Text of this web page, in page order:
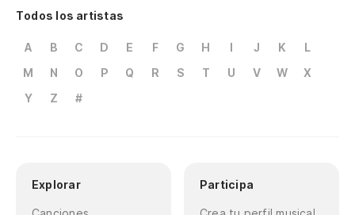
Todos los artistas
A B C D E F G H I J K
L
M
N O P Q R S T U V W
X
Y
Z #
Explorar Participa